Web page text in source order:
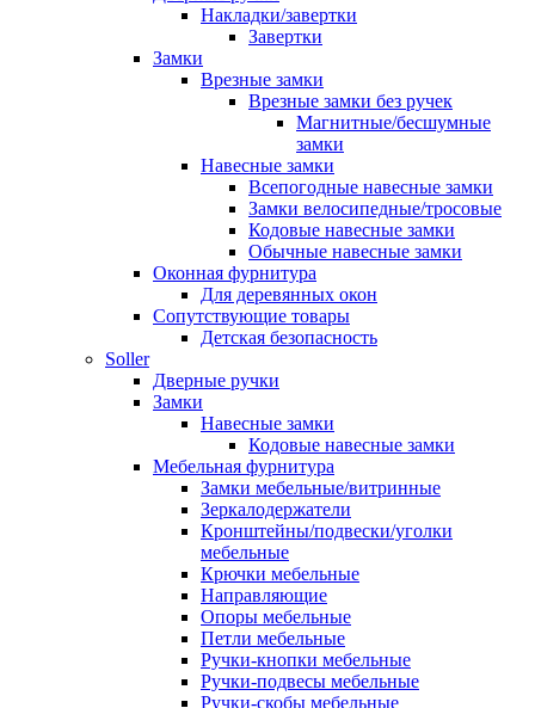
Накладки/завертки
Завертки
Замки
Врезные замки
Врезные замки без ручек
Магнитные/бесшумные
замки
Навесные замки
Всепогодные навесные замки
Замки велосипедные/тросовые
Кодовые навесные замки
Обычные навесные замки
Оконная фурнитура
Для деревянных окон
Сопутствующие товары
Детская безопасность
Soller
Дверные ручки
Замки
Навесные замки
Кодовые навесные замки
Мебельная фурнитура
Замки мебельные/витринные
Зеркалодержатели
Кронштейны/подвески/уголки
мебельные
Крючки мебельные
Направляющие
Опоры мебельные
Петли мебельные
Ручки-кнопки мебельные
Ручки-подвесы мебельные
Ручки-скобы мебельные